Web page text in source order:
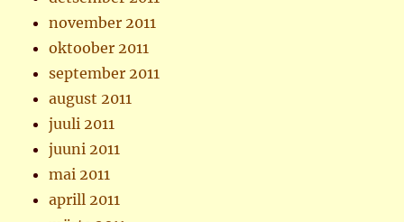
november 2011
oktoober 2011
september 2011
august 2011
juuli 2011
juuni 2011
mai 2011
aprill 2011